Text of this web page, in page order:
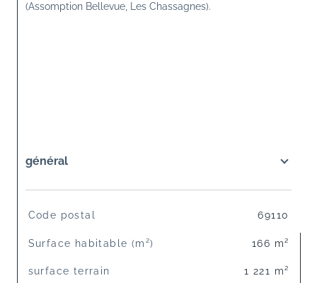
(Assomption Bellevue, Les Chassagnes).
général
TRAD_SIROCCO_Caracteristique
Code postal 69110
Surface habitable (m²) 166 m²
surface terrain 1 221 m²